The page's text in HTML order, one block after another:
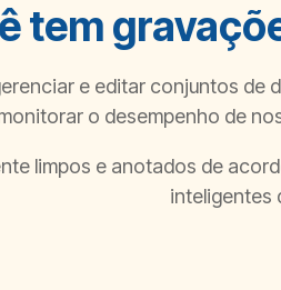
tem
e editar conjuntos
o desempenho de
limpos e anotados de
inteligentes